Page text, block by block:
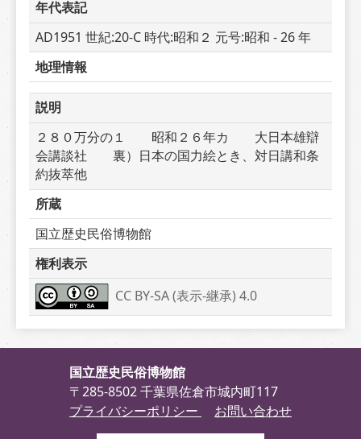
年代表記
AD1951 世紀:20-C 時代:昭和２ 元号:昭和 - 26 年
地理情報
説明
２８０万分の１　　昭和２６年カ　　大日本雄辯
会講談社　　裏）日本の国力絵とき、対日講和条
約抜萃他
所蔵
国立歴史民俗博物館
権利表示
CC BY-SA (表示-継承) 4.0
国立歴史民俗博物館
〒285-8502 千葉県佐倉市城内町117
プライバシーポリシー
お問い合わせ